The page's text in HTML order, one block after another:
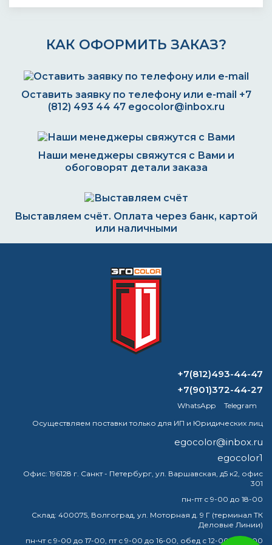
КАК ОФОРМИТЬ ЗАКАЗ?
Оставить заявку по телефону или e-mail +7
(812) 493 44 47 egocolor@inbox.ru
Наши менеджеры свяжутся с Вами и
обоговорят детали заказа
Выставляем счёт. Оплата через банк, картой
или наличными
Формируем заказ и отправляем транспортной
компанией
ВОПРОС-ОТВЕТ
Можно ли красить металл после
обработки преобразователем
Какая грунтовка для чугуна?
Какая краска подходит для печей?
покрасочных работах в помещении
+7(812)493-44-47
+7(901)372-44-27
WhatsApp
Telegram
Осуществляем поставки только для ИП и Юридических лиц
egocolor@inbox.ru
egocolor1
Офис: 196128 г. Санкт - Петербург, ул. Варшавская, д5 к2, офис
301
пн-пт с 9-00 до 18-00
Склад: 400075, Волгоград, ул. Моторная д. 9 Г (терминал ТК
Деловые Линии)
пн-чт с 9-00 до 17-00, пт с 9-00 до 16-00, обед с 12-00 до 13-00